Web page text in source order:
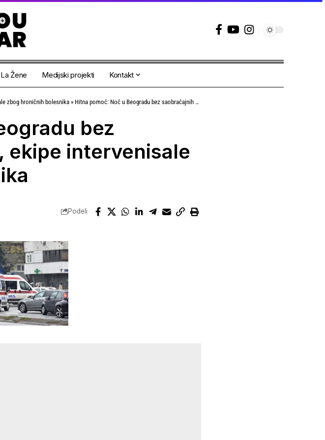
La Žene Medijski projekti Kontakt
zbog hroničnih bolesnika » Hitna pomoć: Noć u Beogradu bez saobraćajnih nezgoda, ekipe intervenisale zbog hroničnih bolesnika
bez
ekipe intervenisale
Podeli